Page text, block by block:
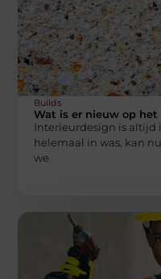
Builds
Wat is er nieuw op
Interieurdesign is altijd
helemaal in was, kan
we